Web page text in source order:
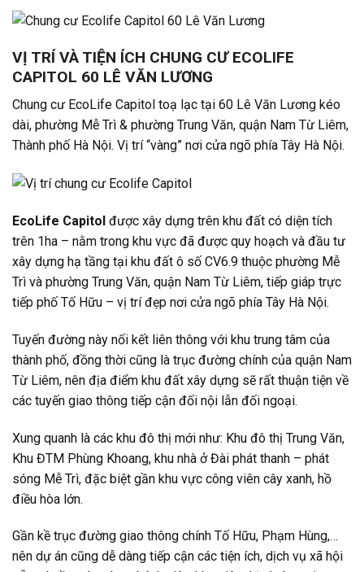
VỊ TRÍ VÀ TIỆN ÍCH CHUNG CƯ ECOLIFE
CAPITOL 60 LÊ VĂN LƯƠNG
Chung cư EcoLife Capitol toạ lạc tại 60 Lê Văn Lương kéo
dài, phường Mễ Trì & phường Trung Văn, quận Nam Từ Liêm,
Thành phố Hà Nội. Vị trí “vàng” nơi cửa ngõ phía Tây Hà Nội.
EcoLife Capitol được xây dựng trên khu đất có diện tích
trên 1ha – nằm trong khu vực đã được quy hoạch và đầu tư
xây dựng hạ tầng tại khu đất ô số CV6.9 thuộc phường Mễ
Trì và phường Trung Văn, quận Nam Từ Liêm, tiếp giáp trực
tiếp phố Tố Hữu – vị trí đẹp nơi cửa ngõ phía Tây Hà Nội.
Tuyến đường này nối kết liên thông với khu trung tâm của
thành phố, đồng thời cũng là trục đường chính của quận Nam
Từ Liêm, nên địa điểm khu đất xây dựng sẽ rất thuận tiện về
các tuyến giao thông tiếp cận đối nội lẫn đối ngoại.
Xung quanh là các khu đô thị mới như: Khu đô thị Trung Văn,
Khu ĐTM Phùng Khoang, khu nhà ở Đài phát thanh – phát
sóng Mễ Trì, đặc biệt gần khu vực công viên cây xanh, hồ
điều hòa lớn.
Gần kề trục đường giao thông chính Tố Hữu, Phạm Hùng,…
nên dự án cũng dễ dàng tiếp cận các tiện ích, dịch vụ xã hội